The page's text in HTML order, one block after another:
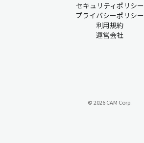
セキュリティポリシー
プライバシーポリシー
利用規約
運営会社
© 2026 CAM Corp.